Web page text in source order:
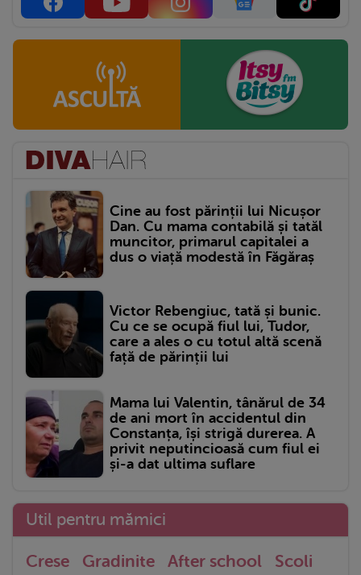
Cine au fost părinții lui Nicușor
Dan. Cu mama contabilă și tatăl
muncitor, primarul capitalei a
dus o viață modestă în Făgăraș
Victor Rebengiuc, tată și bunic.
Cu ce se ocupă fiul lui, Tudor,
care a ales o cu totul altă scenă
față de părinții lui
Mama lui Valentin, tânărul de 34
de ani mort în accidentul din
Constanța, își strigă durerea. A
privit neputincioasă cum fiul ei
și-a dat ultima suflare
Util pentru mămici
Crese Gradinite After school
Scoli